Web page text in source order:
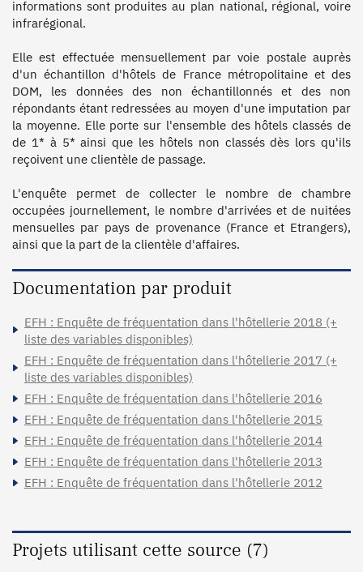
informations sont produites au plan national, régional, voire
infrarégional.
Elle est effectuée mensuellement par voie postale auprès
d'un échantillon d'hôtels de France métropolitaine et des
DOM, les données des non échantillonnés et des non
répondants étant redressées au moyen d'une imputation par
la moyenne. Elle porte sur l'ensemble des hôtels classés de
de 1* à 5* ainsi que les hôtels non classés dès lors qu'ils
reçoivent une clientèle de passage.
L'enquête permet de collecter le nombre de chambre
occupées journellement, le nombre d'arrivées et de nuitées
mensuelles par pays de provenance (France et Etrangers),
Documentation par produit
EFH : Enquête de fréquentation dans l'hôtellerie 2018 (+
liste des variables disponibles)
EFH : Enquête de fréquentation dans l'hôtellerie 2017 (+
liste des variables disponibles)
EFH : Enquête de fréquentation dans l'hôtellerie 2016
EFH : Enquête de fréquentation dans l'hôtellerie 2015
EFH : Enquête de fréquentation dans l'hôtellerie 2014
EFH : Enquête de fréquentation dans l'hôtellerie 2013
EFH : Enquête de fréquentation dans l'hôtellerie 2012
Projets utilisant cette source (7)